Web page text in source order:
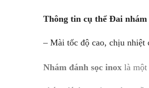
Thông tin cụ thể Đai
– Mài tốc độ cao, chịu nhiệt
Nhám đánh sọc inox là một